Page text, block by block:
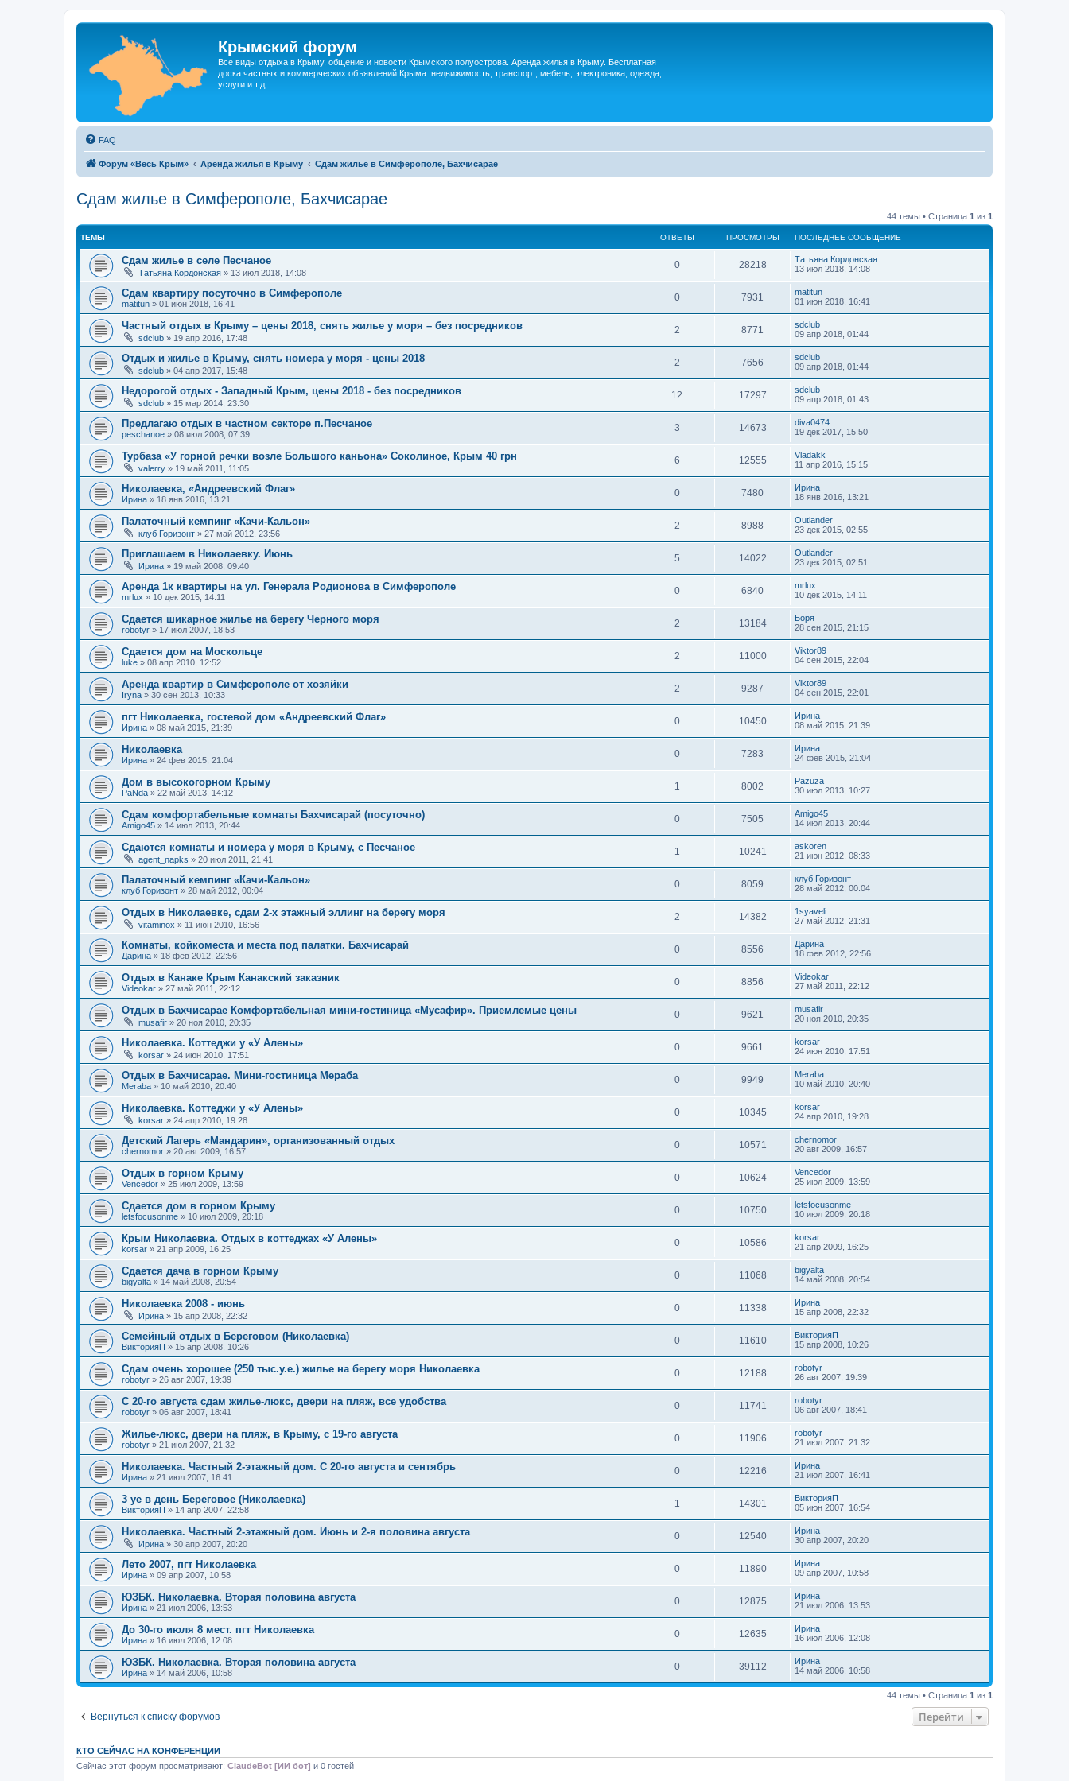
Крымский форум
Все виды отдыха в Крыму, общение и новости Крымского полуострова. Аренда жилья в Крыму. Бесплатная
доска частных и коммерческих объявлений Крыма: недвижимость, транспорт, мебель, электроника, одежда,
услуги и т.д.
FAQ
Форум «Весь Крым» Аренда жилья в Крыму Сдам жилье в Симферополе, Бахчисарае
Сдам жилье в Симферополе, Бахчисарае
44 темы • Страница 1 из 1
ТЕМЫ ОТВЕТЫ ПРОСМОТРЫ ПОСЛЕДНЕЕ СООБЩЕНИЕ
Сдам жилье в селе Песчаное
Татьяна Кордонская » 13 июл 2018, 14:08
0 28218
Татьяна Кордонская
13 июл 2018, 14:08
Сдам квартиру посуточно в Симферополе
matitun » 01 июн 2018, 16:41
0 7931
matitun
01 июн 2018, 16:41
Частный отдых в Крыму – цены 2018, снять жилье у моря – без посредников
sdclub » 19 апр 2016, 17:48
2 8771
sdclub
09 апр 2018, 01:44
Отдых и жилье в Крыму, снять номера у моря - цены 2018
sdclub » 04 апр 2017, 15:48
2 7656
sdclub
09 апр 2018, 01:44
Недорогой отдых - Западный Крым, цены 2018 - без посредников
sdclub » 15 мар 2014, 23:30
12 17297
sdclub
09 апр 2018, 01:43
Предлагаю отдых в частном секторе п.Песчаное
peschanoe » 08 июл 2008, 07:39
3 14673
diva0474
19 дек 2017, 15:50
Турбаза «У горной речки возле Большого каньона» Соколиное, Крым 40 грн
valerry » 19 май 2011, 11:05
6 12555
Vladakk
11 апр 2016, 15:15
Николаевка, «Андреевский Флаг»
Ирина » 18 янв 2016, 13:21
0 7480
Ирина
18 янв 2016, 13:21
Палаточный кемпинг «Качи-Кальон»
клуб Горизонт » 27 май 2012, 23:56
2 8988
Outlander
23 дек 2015, 02:55
Приглашаем в Николаевку. Июнь
Ирина » 19 май 2008, 09:40
5 14022
Outlander
23 дек 2015, 02:51
Аренда 1к квартиры на ул. Генерала Родионова в Симферополе
mrlux » 10 дек 2015, 14:11
0 6840
mrlux
10 дек 2015, 14:11
Сдается шикарное жилье на берегу Черного моря
robotyr » 17 июл 2007, 18:53
2 13184
Боря
28 сен 2015, 21:15
Сдается дом на Москольце
luke » 08 апр 2010, 12:52
2 11000
Viktor89
04 сен 2015, 22:04
Аренда квартир в Симферополе от хозяйки
Iryna » 30 сен 2013, 10:33
2 9287
Viktor89
04 сен 2015, 22:01
пгт Николаевка, гостевой дом «Андреевский Флаг»
Ирина » 08 май 2015, 21:39
0 10450
Ирина
08 май 2015, 21:39
Николаевка
Ирина » 24 фев 2015, 21:04
0 7283
Ирина
24 фев 2015, 21:04
Дом в высокогорном Крыму
PaNda » 22 май 2013, 14:12
1 8002
Pazuza
30 июл 2013, 10:27
Сдам комфортабельные комнаты Бахчисарай (посуточно)
Amigo45 » 14 июл 2013, 20:44
0 7505
Amigo45
14 июл 2013, 20:44
Сдаются комнаты и номера у моря в Крыму, с Песчаное
agent_napks » 20 июл 2011, 21:41
1 10241
askoren
21 июн 2012, 08:33
Палаточный кемпинг «Качи-Кальон»
клуб Горизонт » 28 май 2012, 00:04
0 8059
клуб Горизонт
28 май 2012, 00:04
Отдых в Николаевке, сдам 2-х этажный эллинг на берегу моря
vitaminox » 11 июн 2010, 16:56
2 14382
1syaveli
27 май 2012, 21:31
Комнаты, койкоместа и места под палатки. Бахчисарай
Дарина » 18 фев 2012, 22:56
0 8556
Дарина
18 фев 2012, 22:56
Отдых в Канаке Крым Канакский заказник
Videokar » 27 май 2011, 22:12
0 8856
Videokar
27 май 2011, 22:12
Отдых в Бахчисарае Комфортабельная мини-гостиница «Мусафир». Приемлемые цены
musafir » 20 ноя 2010, 20:35
0 9621
musafir
20 ноя 2010, 20:35
Николаевка. Коттеджи у «У Алены»
korsar » 24 июн 2010, 17:51
0 9661
korsar
24 июн 2010, 17:51
Отдых в Бахчисарае. Мини-гостиница Мераба
Meraba » 10 май 2010, 20:40
0 9949
Meraba
10 май 2010, 20:40
Николаевка. Коттеджи у «У Алены»
korsar » 24 апр 2010, 19:28
0 10345
korsar
24 апр 2010, 19:28
Детский Лагерь «Мандарин», организованный отдых
chernomor » 20 авг 2009, 16:57
0 10571
chernomor
20 авг 2009, 16:57
Отдых в горном Крыму
Vencedor » 25 июл 2009, 13:59
0 10624
Vencedor
25 июл 2009, 13:59
Сдается дом в горном Крыму
letsfocusonme » 10 июл 2009, 20:18
0 10750
letsfocusonme
10 июл 2009, 20:18
Крым Николаевка. Отдых в коттеджах «У Алены»
korsar » 21 апр 2009, 16:25
0 10586
korsar
21 апр 2009, 16:25
Сдается дача в горном Крыму
bigyalta » 14 май 2008, 20:54
0 11068
bigyalta
14 май 2008, 20:54
Николаевка 2008 - июнь
Ирина » 15 апр 2008, 22:32
0 11338
Ирина
15 апр 2008, 22:32
Семейный отдых в Береговом (Николаевка)
ВикторияП » 15 апр 2008, 10:26
0 11610
ВикторияП
15 апр 2008, 10:26
Сдам очень хорошее (250 тыс.у.е.) жилье на берегу моря Николаевка
robotyr » 26 авг 2007, 19:39
0 12188
robotyr
26 авг 2007, 19:39
C 20-го августа сдам жилье-люкс, двери на пляж, все удобства
robotyr » 06 авг 2007, 18:41
0 11741
robotyr
06 авг 2007, 18:41
Жилье-люкс, двери на пляж, в Крыму, с 19-го августа
robotyr » 21 июл 2007, 21:32
0 11906
robotyr
21 июл 2007, 21:32
Николаевка. Частный 2-этажный дом. С 20-го августа и сентябрь
Ирина » 21 июл 2007, 16:41
0 12216
Ирина
21 июл 2007, 16:41
3 уе в день Береговое (Николаевка)
ВикторияП » 14 апр 2007, 22:58
1 14301
ВикторияП
05 июн 2007, 16:54
Николаевка. Частный 2-этажный дом. Июнь и 2-я половина августа
Ирина » 30 апр 2007, 20:20
0 12540
Ирина
30 апр 2007, 20:20
Лето 2007, пгт Николаевка
Ирина » 09 апр 2007, 10:58
0 11890
Ирина
09 апр 2007, 10:58
ЮЗБК. Николаевка. Вторая половина августа
Ирина » 21 июл 2006, 13:53
0 12875
Ирина
21 июл 2006, 13:53
До 30-го июля 8 мест. пгт Николаевка
Ирина » 16 июл 2006, 12:08
0 12635
Ирина
16 июл 2006, 12:08
ЮЗБК. Николаевка. Вторая половина августа
Ирина » 14 май 2006, 10:58
0 39112
Ирина
14 май 2006, 10:58
44 темы • Страница 1 из 1
Вернуться к списку форумов Перейти
КТО СЕЙЧАС НА КОНФЕРЕНЦИИ
Сейчас этот форум просматривают: ClaudeBot [ИИ бот] и 0 гостей